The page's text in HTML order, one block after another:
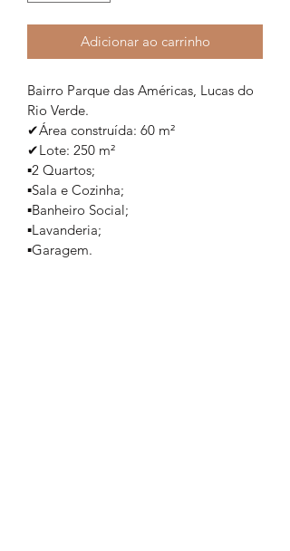
Adicionar ao carrinho
Bairro Parque das Américas, Lucas do
Rio Verde.
✔Área construída: 60 m²
✔Lote: 250 m²
▪️2 Quartos;
▪️Sala e Cozinha;
▪️Banheiro Social;
▪️Lavanderia;
▪️Garagem.